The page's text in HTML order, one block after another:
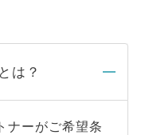
は？
ナーがご希望条